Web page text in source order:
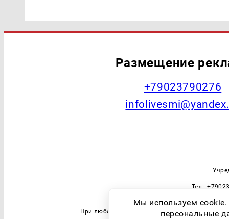
Размещение
+79023790276
Тел.:
При любом использовании материалов
Мы используем
персональные